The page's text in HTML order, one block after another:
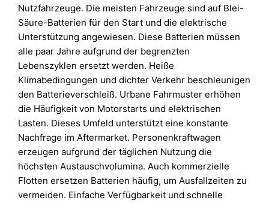
Nutzfahrzeuge. Die meisten Fahrzeuge sind auf Blei-
Säure-Batterien für den Start und die elektrische
Unterstützung angewiesen. Diese Batterien müssen
alle paar Jahre aufgrund der begrenzten
Lebenszyklen ersetzt werden. Heiße
Klimabedingungen und dichter Verkehr beschleunigen
den Batterieverschleiß. Urbane Fahrmuster erhöhen
die Häufigkeit von Motorstarts und elektrischen
Lasten. Dieses Umfeld unterstützt eine konstante
Nachfrage im Aftermarket. Personenkraftwagen
erzeugen aufgrund der täglichen Nutzung die
höchsten Austauschvolumina. Auch kommerzielle
Flotten ersetzen Batterien häufig, um Ausfallzeiten zu
vermeiden. Einfache Verfügbarkeit und schnelle